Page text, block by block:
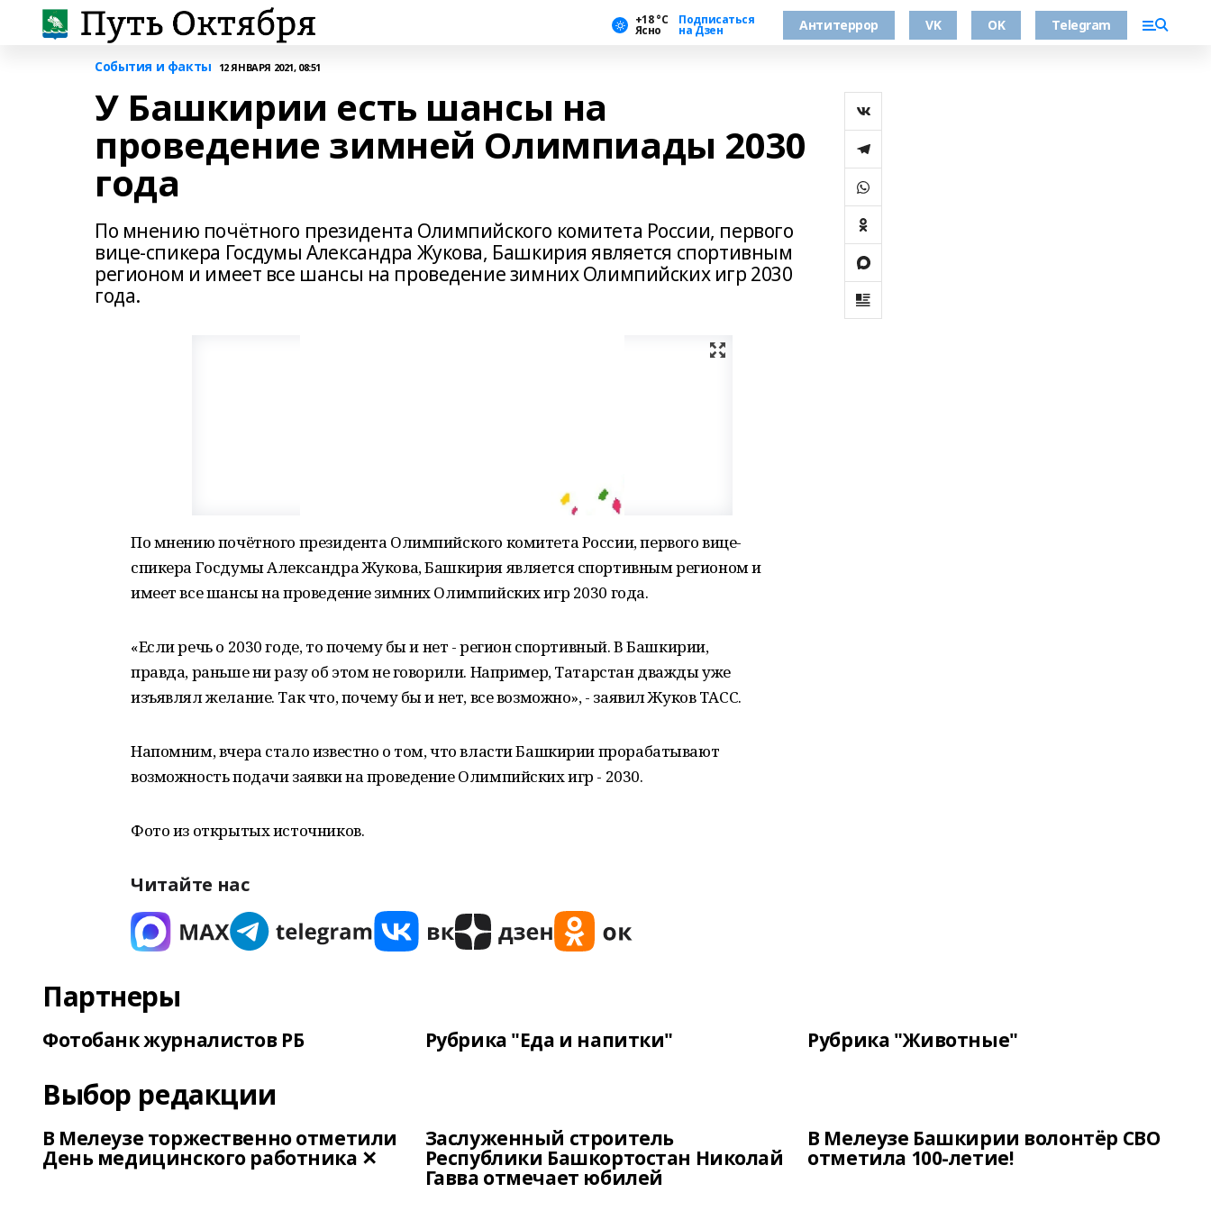
+18 °С
Ясно
Подписаться
на Дзен Антитеррор VK OK Telegram
События и факты 12 ЯНВАРЯ 2021, 08:51
У Башкирии есть шансы на
проведение зимней Олимпиады 2030
года
По мнению почётного президента Олимпийского комитета России, первого
вице-спикера Госдумы Александра Жукова, Башкирия является спортивным
регионом и имеет все шансы на проведение зимних Олимпийских игр 2030
года.
По мнению почётного президента Олимпийского комитета России, первого вице-
спикера Госдумы Александра Жукова, Башкирия является спортивным регионом и
имеет все шансы на проведение зимних Олимпийских игр 2030 года.
«Если речь о 2030 годе, то почему бы и нет - регион спортивный. В Башкирии,
правда, раньше ни разу об этом не говорили. Например, Татарстан дважды уже
изъявлял желание. Так что, почему бы и нет, все возможно», - заявил Жуков ТАСС.
Напомним, вчера стало известно о том, что власти Башкирии прорабатывают
возможность подачи заявки на проведение Олимпийских игр - 2030.
Фото из открытых источников.
Читайте нас
Партнеры
Фотобанк журналистов РБ Рубрика "Еда и напитки" Рубрика "Животные"
Выбор редакции
В Мелеузе торжественно отметили
День медицинского работника ✕
Заслуженный строитель
Республики Башкортостан Николай
Гавва отмечает юбилей
В Мелеузе Башкирии волонтёр СВО
отметила 100-летие!